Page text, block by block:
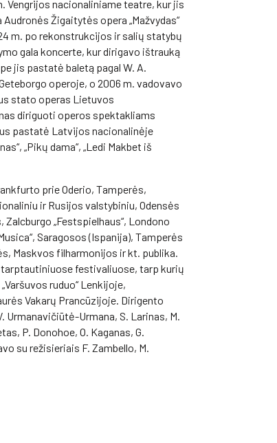
nacionaliniame teatre, kur jis
Žigaitytės opera „Mažvydas“
m. po rekonstrukcijos ir salių statybų
gala koncerte, kur dirigavo ištrauką
jis pastatė baletą pagal W. A.
operoje, o 2006 m. vadovavo
stato operas Lietuvos
diriguoti operos spektakliams
pastatė Latvijos nacionalinėje
„Pikų dama“, „Ledi Makbet iš
prie Oderio, Tamperės,
ir Rusijos valstybiniu, Odensės
„Festspielhaus“, Londono
Saragosos (Ispanija), Tamperės
Maskvos filharmonijos ir kt. publika.
festivaliuose, tarp kurių
ruduo“ Lenkijoje,
Vakarų Prancūzijoje. Dirigento
Urmana, S. Larinas, M.
P. Donohoe, O. Kaganas, G.
su režisieriais F. Zambello, M.